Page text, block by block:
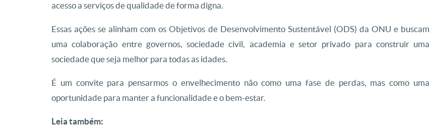
acesso a serviços de qualidade de forma digna.
Essas ações se alinham com os Objetivos de Desenvolvimento Sustentável (ODS) da ONU e buscam
uma colaboração entre governos, sociedade civil, academia e setor privado para construir uma
sociedade que seja melhor para todas as idades.
É um convite para pensarmos o envelhecimento não como uma fase de perdas, mas como uma
oportunidade para manter a funcionalidade e o bem-estar.
Leia também: